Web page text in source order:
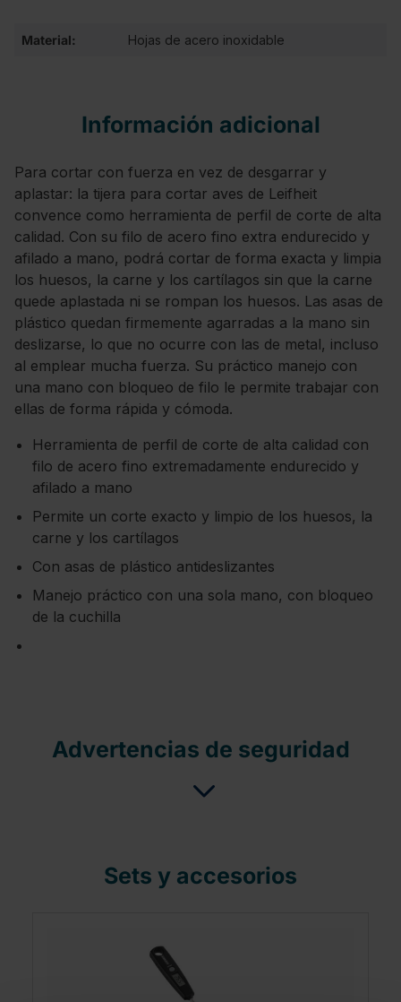
Material: Hojas de acero inoxidable
Información adicional
Para cortar con fuerza en vez de desgarrar y
aplastar: la tijera para cortar aves de Leifheit
convence como herramienta de perfil de corte de alta
calidad. Con su filo de acero fino extra endurecido y
afilado a mano, podrá cortar de forma exacta y limpia
los huesos, la carne y los cartílagos sin que la carne
quede aplastada ni se rompan los huesos. Las asas de
plástico quedan firmemente agarradas a la mano sin
deslizarse, lo que no ocurre con las de metal, incluso
al emplear mucha fuerza. Su práctico manejo con
una mano con bloqueo de filo le permite trabajar con
ellas de forma rápida y cómoda.
Herramienta de perfil de corte de alta calidad con
filo de acero fino extremadamente endurecido y
afilado a mano
Permite un corte exacto y limpio de los huesos, la
carne y los cartílagos
Con asas de plástico antideslizantes
Manejo práctico con una sola mano, con bloqueo
de la cuchilla
Advertencias de seguridad
Sets y accesorios